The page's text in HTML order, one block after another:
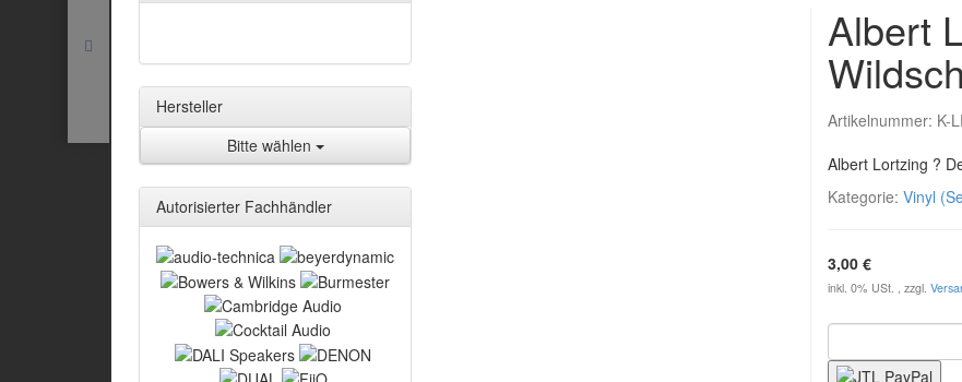
Albert
Artikelnummer: K-
Albert Lortzing ?
Kategorie: Vinyl
3,00 €
inkl. 0% USt. , zzgl.
Hersteller
Bitte wählen
Autorisierter Fachhändler